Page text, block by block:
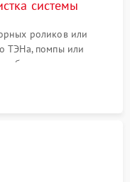
системы
роликов или
ТЭНа, помпы или
очистка
и воздуховодов от